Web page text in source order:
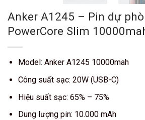
Anker A1245 – Pin dự
PowerCore Slim
Model: Anker A1245 10000mah
Công suất sạc: 20W (USB-C)
Hiệu suất sạc: 65% – 75%
Dung lượng pin: 10.000 mAh